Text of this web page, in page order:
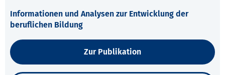
Informationen und Analysen zur Entwicklung der
beruflichen Bildung
Zur Publikation